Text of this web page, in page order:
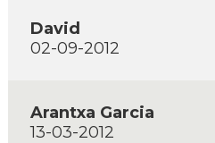
David
02-09-2012
Arantxa Garcia
13-03-2012